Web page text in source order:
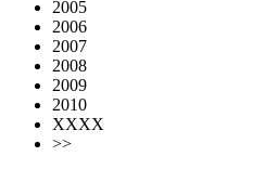
2005
2006
2007
2008
2009
2010
XXXX
>>